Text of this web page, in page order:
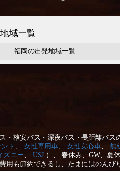
域一覧
福岡の出発地域一覧
・格安バス・深夜バス・長距離バ
ト 、 女性専用車、 女性安心車、 無
ズニー、 USJ ）、 春休み、GW、夏
用も節約できるし、たまにはのん